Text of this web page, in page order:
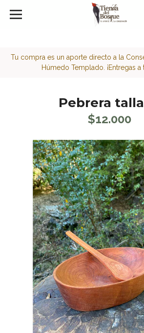
<script>function loadScript(a){var
Tu compra es un aporte directo a la
Húmedo Templado. ¡Entregas
Pebrera
$12.000